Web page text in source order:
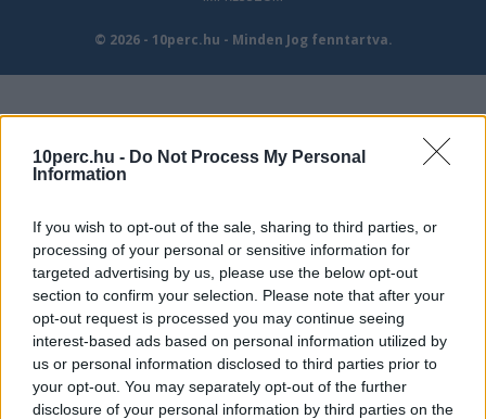
10perc.hu - Do Not Process My Personal
Information
If you wish to opt-out of the sale, sharing to third parties, or
processing of your personal or sensitive information for
targeted advertising by us, please use the below opt-out
section to confirm your selection. Please note that after your
opt-out request is processed you may continue seeing
interest-based ads based on personal information utilized by
us or personal information disclosed to third parties prior to
your opt-out. You may separately opt-out of the further
disclosure of your personal information by third parties on the
© 2026 - 10perc.hu - Minden Jog fenntartva.